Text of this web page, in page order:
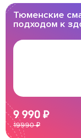
Тюменские
подходом к
19990 ₽
9 990 ₽